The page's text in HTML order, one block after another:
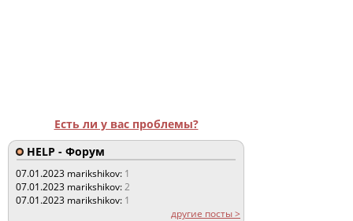
Есть ли у вас проблемы?
HELP - Форум
07.01.2023 marikshikov: 1
07.01.2023 marikshikov:2
07.01.2023 marikshikov: 1
другие посты >